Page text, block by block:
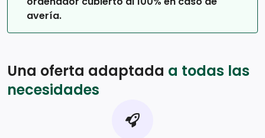
avería.
Una oferta adaptada a todas las
necesidades